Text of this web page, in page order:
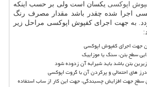
اپوکسی یکسان است ولی بر حسب اینکه
اجرا شده چقدر باشد مقدار مصرف رنگ
به جهت اجرای کفپوش اپوکسی مراحل زیر
جهت اجرای کفپوش اپوکسی
سطح بتن، سنگ یا موزاییک
بتن باشد باید شیرابه آن زدوده شود
های احتمالی و پرکردن آن با گروت اپوکسی
جهت افزایش چسبندگی، جهت این کار از ساب استفاده